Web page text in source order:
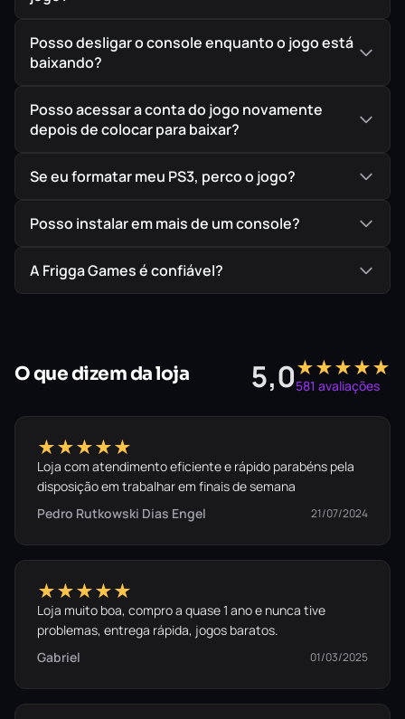
Posso desligar o console enquanto o jogo está
baixando?
Posso acessar a conta do jogo novamente
depois de colocar para baixar?
Se eu formatar meu PS3, perco o jogo?
Posso instalar em mais de um console?
A Frigga Games é confiável?
O que dizem da loja 5,0★★★★★
581 avaliações
★★★★★
Loja com atendimento eficiente e rápido parabéns pela
disposição em trabalhar em finais de semana
Pedro Rutkowski Dias Engel
21/07/2024
★★★★★
Loja muito boa, compro a quase 1 ano e nunca tive
problemas, entrega rápida, jogos baratos.
Gabriel
01/03/2025